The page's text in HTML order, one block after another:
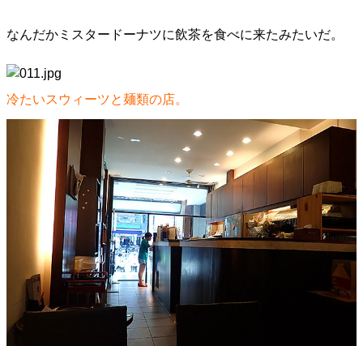
なんだかミスタードーナツに飲茶を食べに来たみたいだ。
冷たいスウィーツと麺類の店。